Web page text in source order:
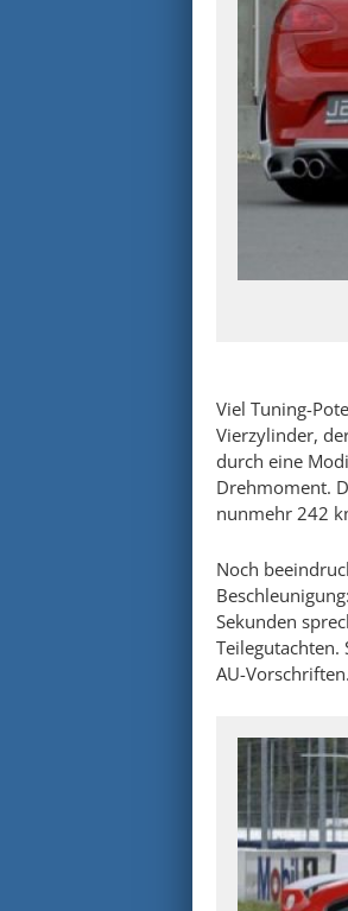
Viel Tuning-
Vierzylinder,
durch eine
Drehmoment.
nunmehr 242
Noch
Sekunden
AU-Vorschriften.